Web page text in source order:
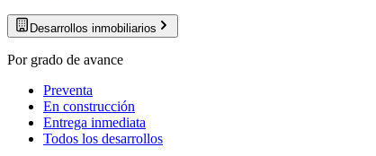
Desarrollos inmobiliarios
Por grado de avance
Preventa
En construcción
Entrega inmediata
Todos los desarrollos